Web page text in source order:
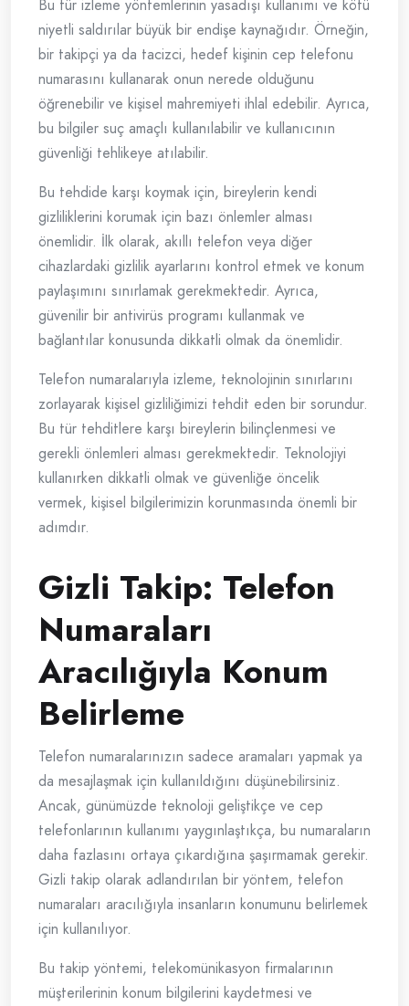
Bu tür izleme yöntemlerinin yasadışı kullanımı ve kötü
niyetli saldırılar büyük bir endişe kaynağıdır. Örneğin,
bir takipçi ya da tacizci, hedef kişinin cep telefonu
numarasını kullanarak onun nerede olduğunu
öğrenebilir ve kişisel mahremiyeti ihlal edebilir. Ayrıca,
bu bilgiler suç amaçlı kullanılabilir ve kullanıcının
güvenliği tehlikeye atılabilir.
Bu tehdide karşı koymak için, bireylerin kendi
gizliliklerini korumak için bazı önlemler alması
önemlidir. İlk olarak, akıllı telefon veya diğer
cihazlardaki gizlilik ayarlarını kontrol etmek ve konum
paylaşımını sınırlamak gerekmektedir. Ayrıca,
güvenilir bir antivirüs programı kullanmak ve
bağlantılar konusunda dikkatli olmak da önemlidir.
Telefon numaralarıyla izleme, teknolojinin sınırlarını
zorlayarak kişisel gizliliğimizi tehdit eden bir sorundur.
Bu tür tehditlere karşı bireylerin bilinçlenmesi ve
gerekli önlemleri alması gerekmektedir. Teknolojiyi
kullanırken dikkatli olmak ve güvenliğe öncelik
vermek, kişisel bilgilerimizin korunmasında önemli bir
adımdır.
Gizli Takip: Telefon
Numaraları
Aracılığıyla Konum
Belirleme
Telefon numaralarınızın sadece aramaları yapmak ya
da mesajlaşmak için kullanıldığını düşünebilirsiniz.
Ancak, günümüzde teknoloji geliştikçe ve cep
telefonlarının kullanımı yaygınlaştıkça, bu numaraların
daha fazlasını ortaya çıkardığına şaşırmamak gerekir.
Gizli takip olarak adlandırılan bir yöntem, telefon
numaraları aracılığıyla insanların konumunu belirlemek
için kullanılıyor.
Bu takip yöntemi, telekomünikasyon firmalarının
müşterilerinin konum bilgilerini kaydetmesi ve